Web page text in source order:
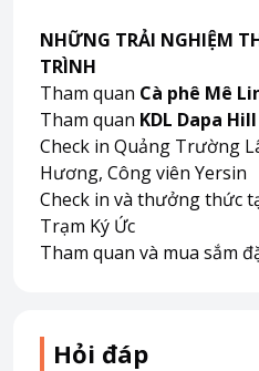
NHỮNG TRẢI NGHIỆM
TRÌNH
Tham quan Cà phê Mê
Tham quan KDL Dapa Hill
Check in Quảng Trường
Hương, Công viên Yersin
Check in và thưởng thức
Trạm Ký Ức
Tham quan và mua sắm
Hỏi đáp